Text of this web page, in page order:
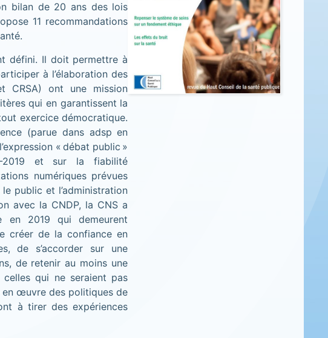
bilan de 20 ans des lois
11 recommandations
défini. Il doit permettre à
à l’élaboration des
CRSA) ont une mission
qui en garantissent la
exercice démocratique.
(parue dans adsp en
« débat public »
2019 et sur la fiabilité
numériques prévues
public et l’administration
avec la CNDP, la CNS a
en 2019 qui demeurent
créer de la confiance en
de s’accorder sur une
de retenir au moins une
qui ne seraient pas
en œuvre des politiques de
à tirer des expériences